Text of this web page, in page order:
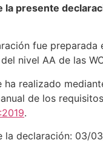
la presente
fue preparada
nivel AA de las
ha realizado
de los
.
la declaración: 03/